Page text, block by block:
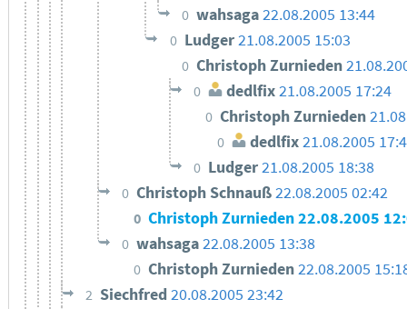
0 wahsaga22.08.2005 13:44
0 Ludger21.08.2005 15:03
0 Christoph Zurnieden
0 dedlfix21.08.2005 17:24
0 Christoph Zurnieden
0 dedlfix21.08.2005
0 Ludger21.08.2005 18:38
0 Christoph Schnauß22.08.2005 02:42
0 Christoph Zurnieden22.08.2005
0 wahsaga22.08.2005 13:38
0 Christoph Zurnieden22.08.2005
2 Siechfred20.08.2005 23:42